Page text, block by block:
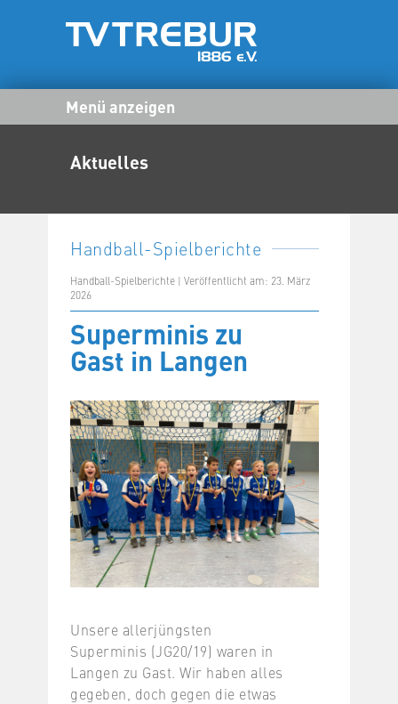
Menü anzeigen
Aktuelles
Handball-Spielberichte
Handball-Spielberichte | Veröffentlicht am: 23. März
2026
Superminis zu
Gast in Langen
Unsere allerjüngsten
Superminis (JG20/19) waren in
Langen zu Gast. Wir haben alles
gegeben, doch gegen die etwas